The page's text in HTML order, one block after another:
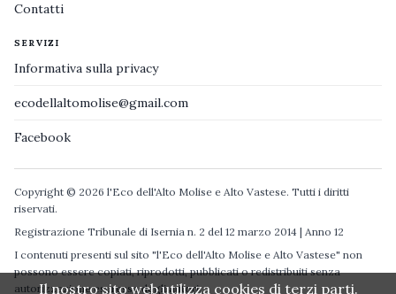
Contatti
SERVIZI
Informativa sulla privacy
ecodellaltomolise@gmail.com
Facebook
Copyright © 2026 l'Eco dell'Alto Molise e Alto Vastese. Tutti i diritti
riservati.
Registrazione Tribunale di Isernia n. 2 del 12 marzo 2014 | Anno 12
I contenuti presenti sul sito "l'Eco dell'Alto Molise e Alto Vastese" non
possono essere copiati, riprodotti, pubblicati o redistribuiti senza
autorizzazione espressa degli autori.
Il nostro sito web utilizza cookies di terzi parti.